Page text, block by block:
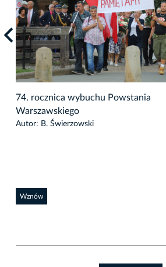
74. rocznica wybuchu Powstania
Warszawskiego
Autor: B. Świerzowski
Wznów